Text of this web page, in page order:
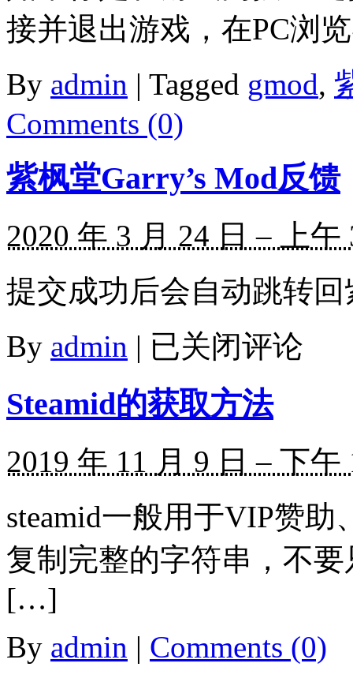
接并退出游戏，在PC浏
By admin | Tagged gmod,
Comments (0)
紫枫堂Garry’s Mod反馈
2020 年 3 月 24 日 – 上午
提交成功后会自动跳转
By admin |
紫
枫
堂
Mod
反
已关闭评论
Steamid的获取方法
2019 年 11 月 9 日 – 下午
steamid一般用于VIP赞
复制完整的字符串，不
[…]
By admin | Comments (0)